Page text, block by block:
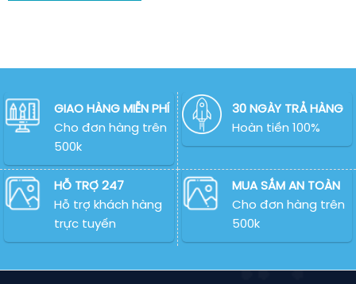
GIAO HÀNG MIỄN PHÍ
Cho đơn hàng trên
500k
30 NGÀY TRẢ HÀNG
Hoàn tiền 100%
HỖ TRỢ 247
Hỗ trợ khách hàng
trực tuyến
MUA SẮM AN TOÀN
Cho đơn hàng trên
500k